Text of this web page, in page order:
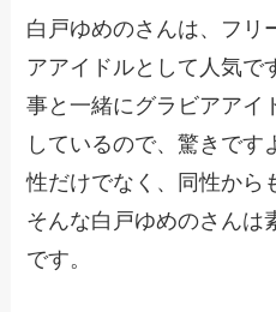
白戸ゆめのさんは、フリ
アアイドルとして人気で
事と一緒にグラビアアイ
しているので、驚きです
性だけでなく、同性から
そんな白戸ゆめのさんは
です。